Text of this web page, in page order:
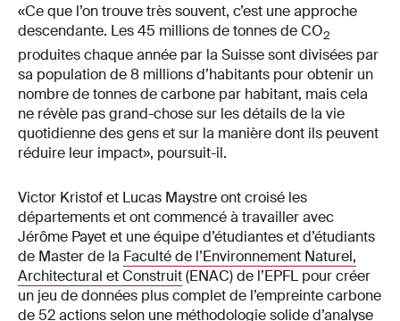
«Ce que l’on trouve très souvent, c’est une approche
descendante. Les 45 millions de tonnes de CO2
produites chaque année par la Suisse sont divisées par
sa population de 8 millions d’habitants pour obtenir un
nombre de tonnes de carbone par habitant, mais cela
ne révèle pas grand-chose sur les détails de la vie
quotidienne des gens et sur la manière dont ils peuvent
réduire leur impact», poursuit-il.
Victor Kristof et Lucas Maystre ont croisé les
départements et ont commencé à travailler avec
Jérôme Payet et une équipe d’étudiantes et d’étudiants
de Master de la Faculté de l’Environnement Naturel,
Architectural et Construit(ENAC) de l’EPFL pour créer
un jeu de données plus complet de l’empreinte carbone
de 52 actions selon une méthodologie solide d’analyse